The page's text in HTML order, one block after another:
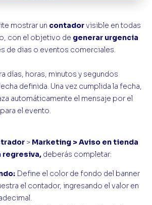
mostrar un contadorvisible en todas
con el objetivo de generar urgencia
de dias o eventos comerciales.
días, horas, minutos y segundos
definida. Una vez cumplida la fecha,
automáticamente el mensaje por el
el evento.
> Marketing > Aviso en tienda
regresiva, deberás completar:
Define el color de fondo del banner
el contador, ingresando el valor en